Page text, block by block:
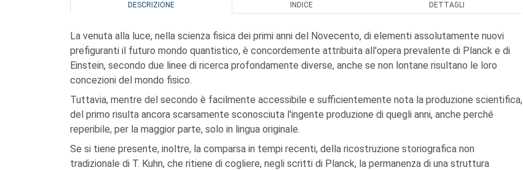
DESCRIZIONE INDICE DETTAGLI
La venuta alla luce, nella scienza fisica dei primi anni del Novecento, di elementi assolutamente nuovi
prefiguranti il futuro mondo quantistico, è concordemente attribuita all'opera prevalente di Planck e di
Einstein, secondo due linee di ricerca profondamente diverse, anche se non lontane risultano le loro
concezioni del mondo fisico.
Tuttavia, mentre del secondo è facilmente accessibile e sufficientemente nota la produzione scientifica,
del primo risulta ancora scarsamente sconosciuta l'ingente produzione di quegli anni, anche perché
reperibile, per la maggior parte, solo in lingua originale.
Se si tiene presente, inoltre, la comparsa in tempi recenti, della ricostruzione storiografica non
tradizionale di T. Kuhn, che ritiene di cogliere, negli scritti di Planck, la permanenza di una struttura